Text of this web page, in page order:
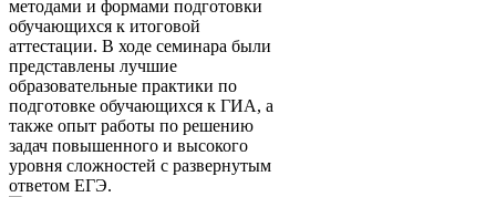
методами и формами подготовки
обучающихся к итоговой
аттестации. В ходе семинара были
представлены лучшие
образовательные практики по
подготовке обучающихся к ГИА, а
также опыт работы по решению
задач повышенного и высокого
уровня сложностей с развернутым
ответом ЕГЭ.